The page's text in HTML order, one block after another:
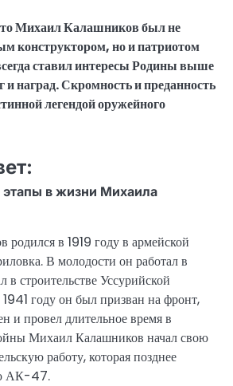
Михаил Калашников был не
конструктором, но и патриотом
ставил интересы Родины выше
и наград. Скромность и преданность
легендой оружейного
в жизни Михаила
в 1919 году в армейской
В молодости он работал в
в строительстве Уссурийской
году он был призван на фронт,
и провел длительное время в
Михаил Калашников начал свою
работу, которая позднее
АК-47.